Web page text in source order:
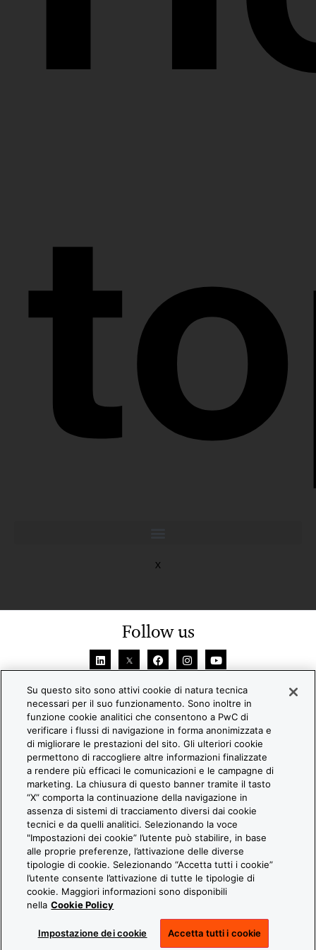
X
Follow us
© 2026 PwC. All rights reserved. PwC refers to the PwC
network and/or one or more of its member firms, each of which
is a separate legal entity. Please see www.pwc.com/structure
for further details.
PwC Italia
Contattaci
Cookie Policy
Legal e Privacy
Su questo sito sono attivi cookie di natura tecnica
necessari per il suo funzionamento. Sono inoltre in
funzione cookie analitici che consentono a PwC di
verificare i flussi di navigazione in forma anonimizzata e
di migliorare le prestazioni del sito. Gli ulteriori cookie
permettono di raccogliere altre informazioni finalizzate
a rendere più efficaci le comunicazioni e le campagne di
marketing. La chiusura di questo banner tramite il tasto
“X” comporta la continuazione della navigazione in
assenza di sistemi di tracciamento diversi dai cookie
tecnici e da quelli analitici. Selezionando la voce
"Impostazioni dei cookie” l’utente può stabilire, in base
alle proprie preferenze, l’attivazione delle diverse
tipologie di cookie. Selezionando “Accetta tutti i cookie”
l’utente consente l’attivazione di tutte le tipologie di
cookie. Maggiori informazioni sono disponibili
nella Cookie Policy
Impostazione dei cookie Accetta tutti i cookie